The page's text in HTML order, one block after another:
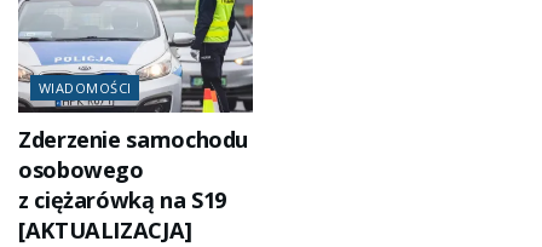
WIADOMOŚCI
Zderzenie samochodu
osobowego
z ciężarówką na S19
[AKTUALIZACJA]